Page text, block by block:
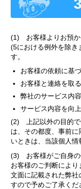
(1) お客様よりお預か
(5における例外を除き
す。
お客様の依頼に基
お客様と連絡を取
弊社のサービス内
サービス内容を向
(2) 上記以外の目的で
は、その都度、事前
いときは、当該個人情
(3) お客様がご自身の
お客様のご判断によ
文面に記載された弊社
すので予めご了承くだ